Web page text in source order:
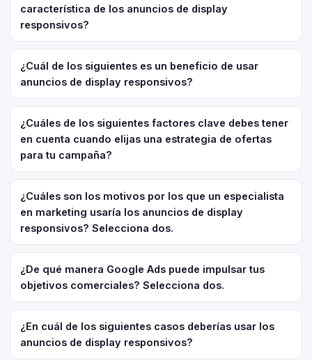
característica de los anuncios de display
responsivos?
¿Cuál de los siguientes es un beneficio de usar
anuncios de display responsivos?
¿Cuáles de los siguientes factores clave debes tener
en cuenta cuando elijas una estrategia de ofertas
para tu campaña?
¿Cuáles son los motivos por los que un especialista
en marketing usaría los anuncios de display
responsivos? Selecciona dos.
¿De qué manera Google Ads puede impulsar tus
objetivos comerciales? Selecciona dos.
¿En cuál de los siguientes casos deberías usar los
anuncios de display responsivos?